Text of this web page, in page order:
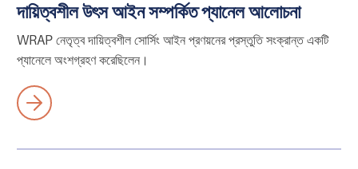
দায়িত্বশীল উৎস আইন সম্পর্কিত প্যানেল আলোচনা
WRAP নেতৃত্ব দায়িত্বশীল সোর্সিং আইন প্রণয়নের প্রস্তুতি সংক্রান্ত একটি
প্যানেলে অংশগ্রহণ করেছিলেন।